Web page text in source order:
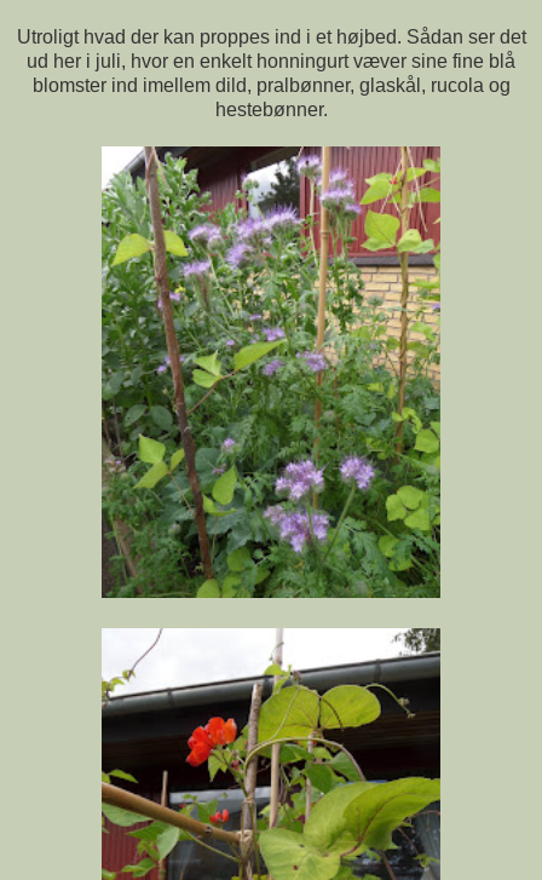
Utroligt hvad der kan proppes ind i et højbed. Sådan ser det
ud her i juli, hvor en enkelt honningurt væver sine fine blå
blomster ind imellem dild, pralbønner, glaskål, rucola og
hestebønner.